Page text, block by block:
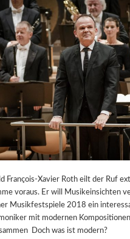
François-Xavier Roth eilt der Ruf
voraus. Er will Musikeinsichten
Musikfestspiele 2018 ein
mit modernen
Doch was ist modern?